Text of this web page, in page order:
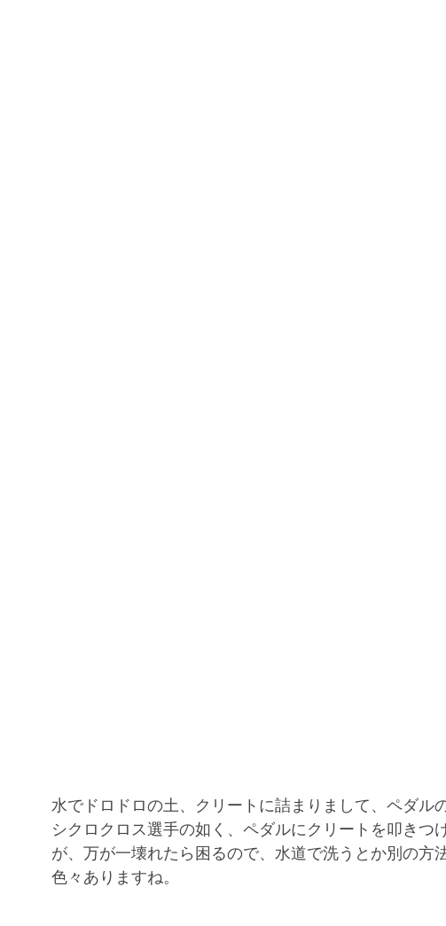
水でドロドロの土、クリートに詰まりまして、ペダル
シクロクロス選手の如く、ペダルにクリートを叩きつ
が、万が一壊れたら困るので、水道で洗うとか別の方
色々ありますね。